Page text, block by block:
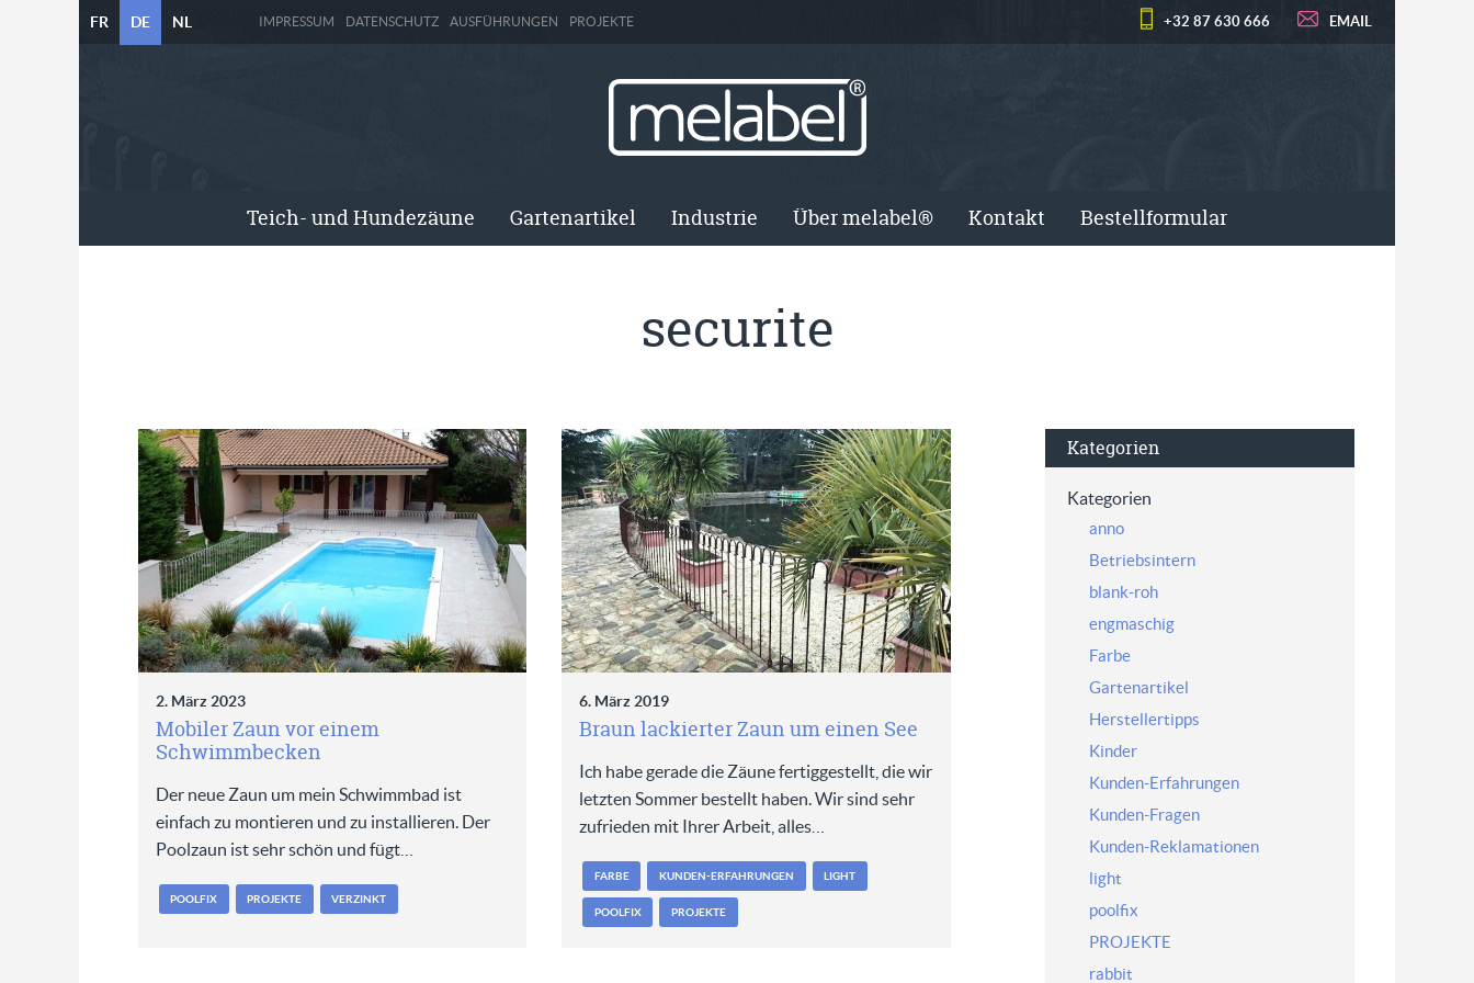
FR DE NL IMPRESSUM DATENSCHUTZ AUSFÜHRUNGEN PROJEKTE +32 87 630 666 EMAIL
Teich- und Hundezäune Gartenartikel Industrie Über melabel® Kontakt Bestellformular
securite
2. März 2023
Mobiler Zaun vor einem
Schwimmbecken
Der neue Zaun um mein Schwimmbad ist
einfach zu montieren und zu installieren. Der
Poolzaun ist sehr schön und fügt…
POOLFIX PROJEKTE VERZINKT
6. März 2019
Braun lackierter Zaun um einen See
Ich habe gerade die Zäune fertiggestellt, die wir
letzten Sommer bestellt haben. Wir sind sehr
zufrieden mit Ihrer Arbeit, alles…
FARBE KUNDEN-ERFAHRUNGEN LIGHT
POOLFIX PROJEKTE
Kategorien
Kategorien
anno
Betriebsintern
blank-roh
engmaschig
Farbe
Gartenartikel
Herstellertipps
Kinder
Kunden-Erfahrungen
Kunden-Fragen
Kunden-Reklamationen
light
poolfix
PROJEKTE
rabbit